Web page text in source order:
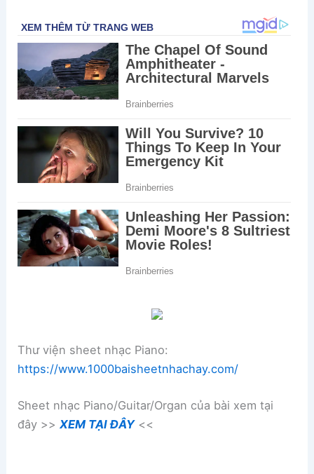
Thư viện sheet nhạc Piano:
https://www.1000baisheetnhachay.com/
Sheet nhạc Piano/Guitar/Organ của bài xem tại
đây >>XEM TẠI ĐÂY<<